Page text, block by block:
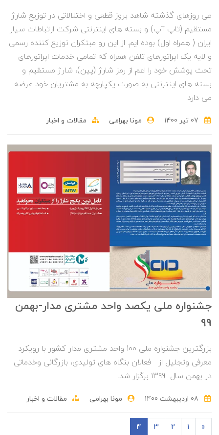
طی روزهای گذشته شاهد بروز قطعی و اختلالاتی در توزیع شارژ
مستقیم (تاپ آپ) و بسته های اینترنتی شرکت ارتباطات سیار
ایران ( همراه اول) بوده ایم. از این رو مبتکران توزیع کننده رسمی
و لایه یک اپراتورهای تلفن همراه که تمامی خدمات اپراتورهای
تحت پوشش خود را اعم از رمز شارژ (پین)، شارژ مستقیم و
بسته های اینترنتی به صورت یکپارچه به مشتریان خود عرضه
می دارد
مونا بهرامی مقالات و اخبار
جشنواره ملی یکصد واحد مشتری مدار-بهمن
99
بزرگترین جشنواره ملی 100 واحد مشتری مدار کشور با رویکرد
معرفی وتجلیل از فعالان بنگاه های تولیدی، بازرگانی وخدماتی
در بهمن سال 1399 برگزار شد.
مونا بهرامی مقالات و اخبار
«
1
2
3
4